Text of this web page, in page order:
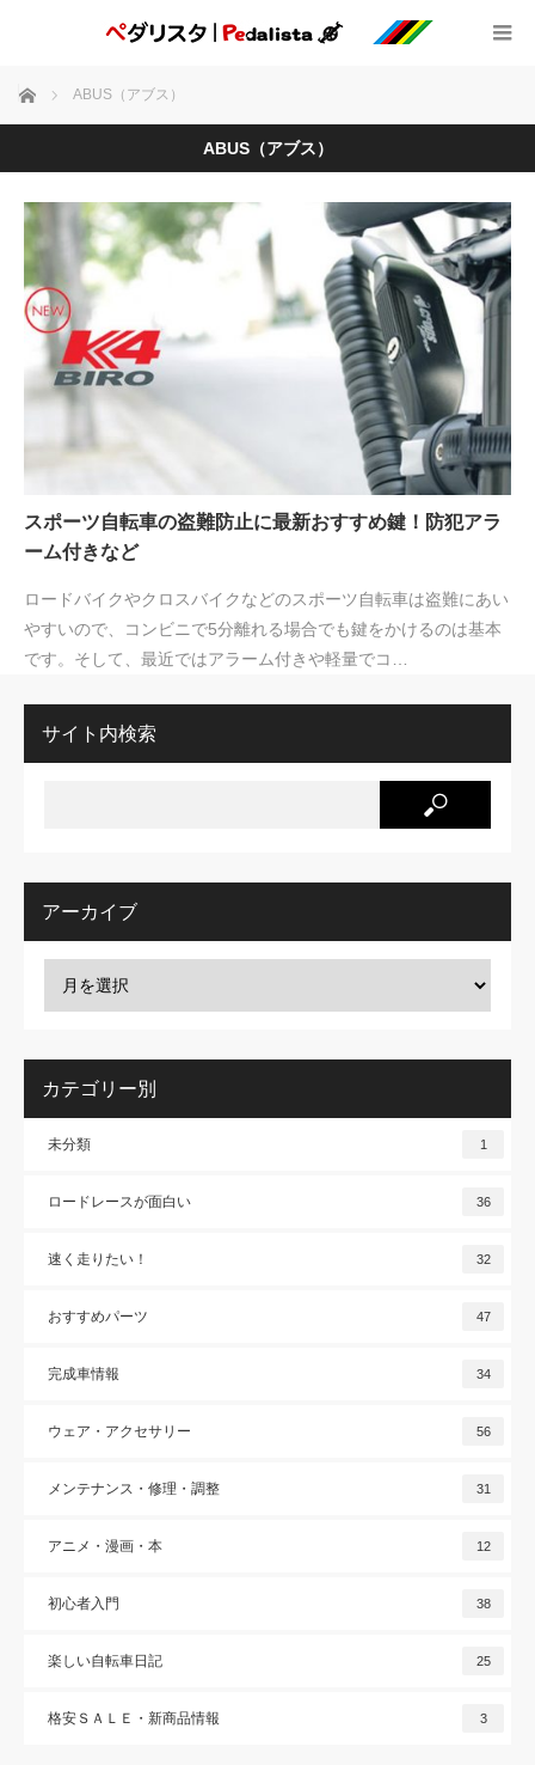
ホーム ABUS（アブス）
ABUS（アブス）
スポーツ自転車の盗難防止に最新おすすめ鍵！防犯アラ
ーム付きなど
ロードバイクやクロスバイクなどのスポーツ自転車は盗難にあい
やすいので、コンビニで5分離れる場合でも鍵をかけるのは基本
です。そして、最近ではアラーム付きや軽量でコ…
サイト内検索
アーカイブ
カテゴリー別
未分類 1
ロードレースが面白い 36
速く走りたい！ 32
おすすめパーツ 47
完成車情報 34
ウェア・アクセサリー 56
メンテナンス・修理・調整 31
アニメ・漫画・本 12
初心者入門 38
楽しい自転車日記 25
格安ＳＡＬＥ・新商品情報 3